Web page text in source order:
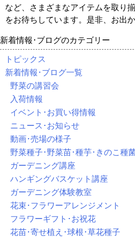
など、さまざまなアイテムを取り
をお待ちしています。是非、お出か
新着情報･ブログのカテゴリー
トピックス
新着情報･ブログ一覧
野菜の講習会
入荷情報
イベント･お買い得情報
ニュース･お知らせ
動画･売場の様子
野菜種子･野菜苗･種芋･きのこ種
ガーデニング講座
ハンギングバスケット講座
ガーデニング体験教室
花束･フラワーアレンジメント
フラワーギフト･お祝花
花苗･寄せ植え･球根･草花種子